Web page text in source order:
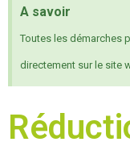
A savoir
Toutes les démarches
directement sur le site